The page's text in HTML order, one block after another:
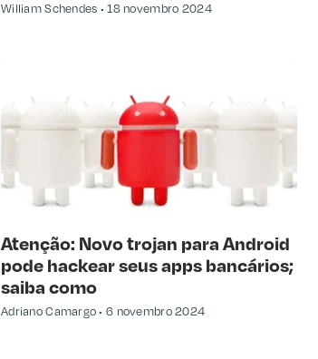
William Schendes 18 novembro 2024
Atenção: Novo trojan para Android
pode hackear seus apps bancários;
saiba como
Adriano Camargo 6 novembro 2024